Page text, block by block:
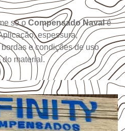
se o Compensado Navalé
espessura,
e condições de uso
do material.